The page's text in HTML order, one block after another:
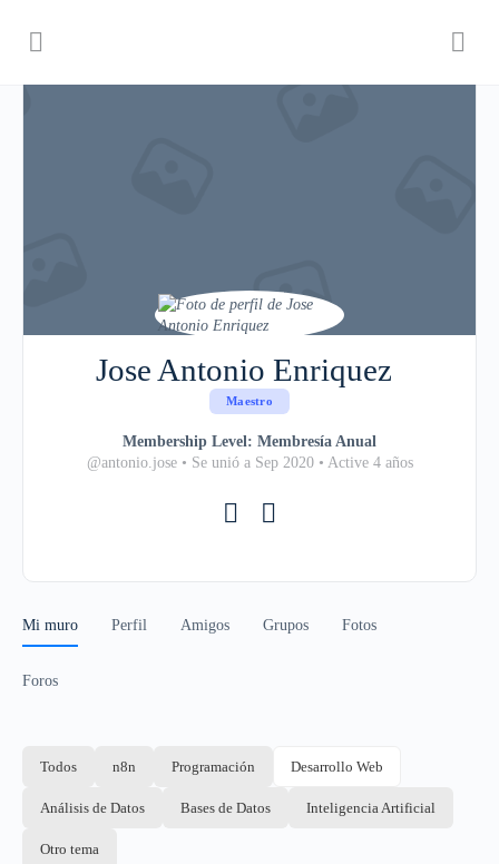
Jose Antonio Enriquez
Maestro
Membership Level: Membresía Anual
@antonio.jose • Se unió a Sep 2020 • Active 4 años
Mi muro Perfil Amigos Grupos Fotos
Foros
Todos n8n Programación Desarrollo Web
Análisis de Datos Bases de Datos Inteligencia Artificial
Otro tema